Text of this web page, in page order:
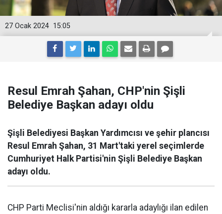
15:05
27 Ocak 2024
Resul Emrah Şahan, CHP'nin Şişli
Belediye Başkan adayı oldu
Şişli Belediyesi Başkan Yardımcısı ve şehir plancısı
Resul Emrah Şahan, 31 Mart'taki yerel seçimlerde
Cumhuriyet Halk Partisi'nin Şişli Belediye Başkan
adayı oldu.
CHP Parti Meclisi'nin aldığı kararla adaylığı ilan edilen